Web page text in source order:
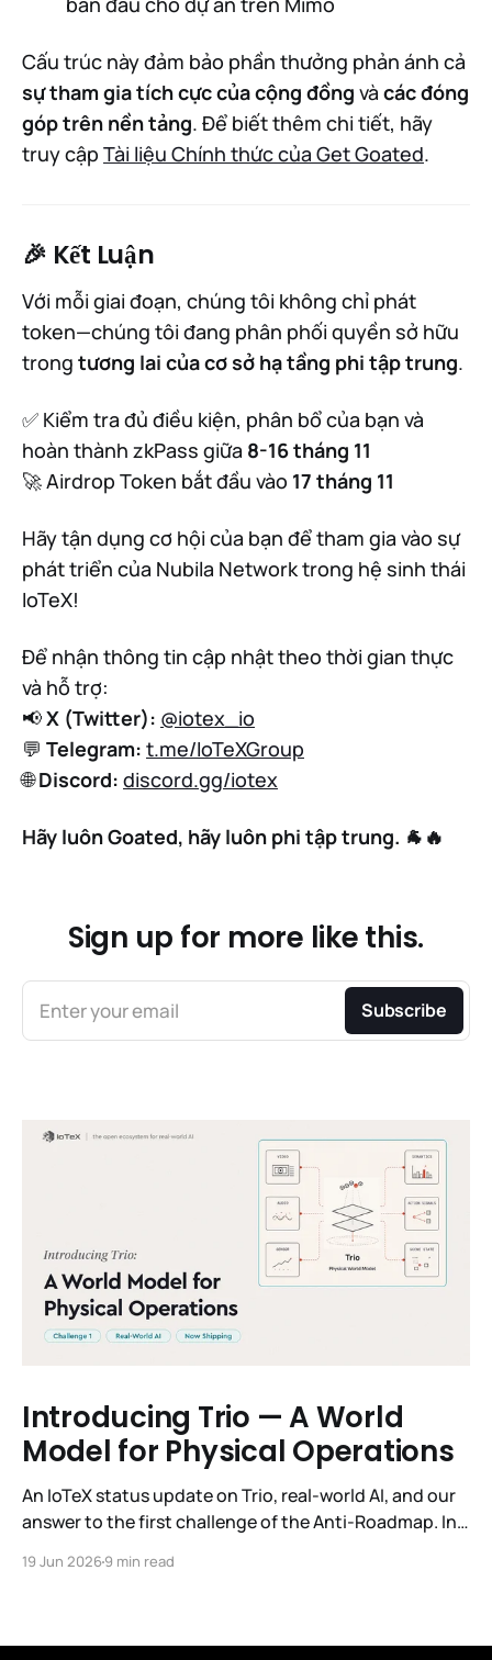
Cấu trúc này đảm bảo phần thưởng phản ánh cả
sự tham gia tích cực của cộng đồng và các đóng
góp trên nền tảng. Để biết thêm chi tiết, hãy
truy cập Tài liệu Chính thức của Get Goated.
🎉 Kết Luận
Với mỗi giai đoạn, chúng tôi không chỉ phát
token—chúng tôi đang phân phối quyền sở hữu
trong tương lai của cơ sở hạ tầng phi tập trung.
✅ Kiểm tra đủ điều kiện, phân bổ của bạn và
hoàn thành zkPass giữa 8-16 tháng 11
🚀 Airdrop Token bắt đầu vào 17 tháng 11
Hãy tận dụng cơ hội của bạn để tham gia vào sự
phát triển của Nubila Network trong hệ sinh thái
IoTeX!
Để nhận thông tin cập nhật theo thời gian thực
và hỗ trợ:
📢X (Twitter): @iotex_io
💬 Telegram: t.me/IoTeXGroup
🌐Discord: discord.gg/iotex
Hãy luôn Goated, hãy luôn phi tập trung. 🐐🔥
Sign up for more like this.
Enter your email Subscribe
Introducing Trio — A World
Model for Physical Operations
An IoTeX status update on Trio, real-world AI, and our
answer to the first challenge of the Anti-Roadmap. In
three challenges instead of a timeline. Challenge 1 was
19 Jun 20269 min read